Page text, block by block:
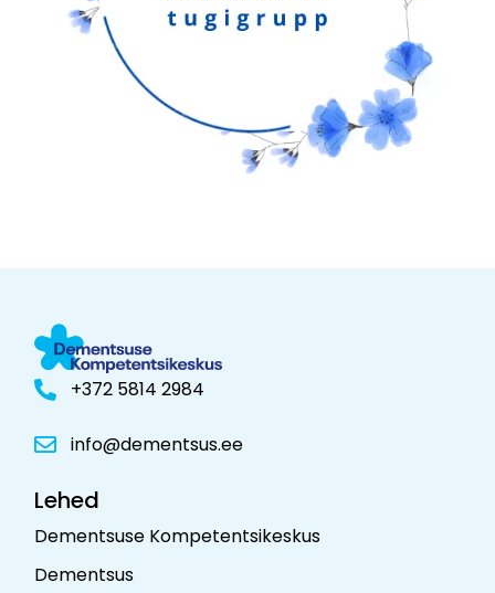
+372 5814 2984
info@dementsus.ee
Lehed
Dementsuse Kompetentsikeskus
Dementsus